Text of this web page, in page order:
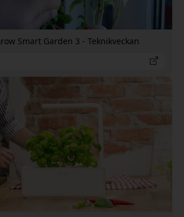
Smart Garden 3 - Teknikveckan